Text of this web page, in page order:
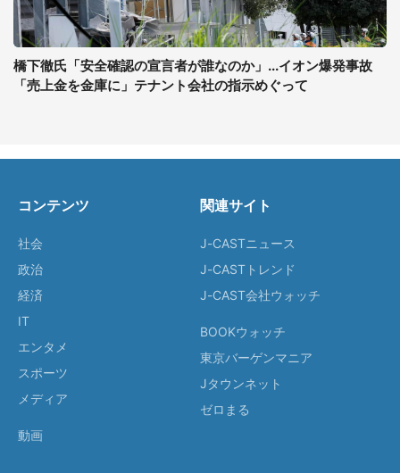
橋下徹氏「安全確認の宣言者が誰なのか」...イオン爆発事故
「売上金を金庫に」テナント会社の指示めぐって
コンテンツ
社会
政治
経済
IT
エンタメ
スポーツ
メディア
動画
関連サイト
J-CASTニュース
J-CASTトレンド
J-CAST会社ウォッチ
BOOKウォッチ
東京バーゲンマニア
Jタウンネット
ゼロまる